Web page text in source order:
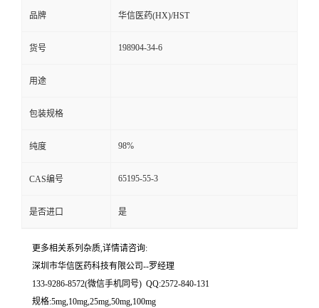
品牌 华信医药(HX)/HST
货号 198904-34-6
用途
包装规格
纯度 98%
CAS编号 65195-55-3
是否进口 是
更多相关系列杂质,详情请咨询:
深圳市华信医药科技有限公司--罗经理
133-9286-8572(微信手机同号) QQ:2572-840-131
规格:5mg,10mg,25mg,50mg,100mg